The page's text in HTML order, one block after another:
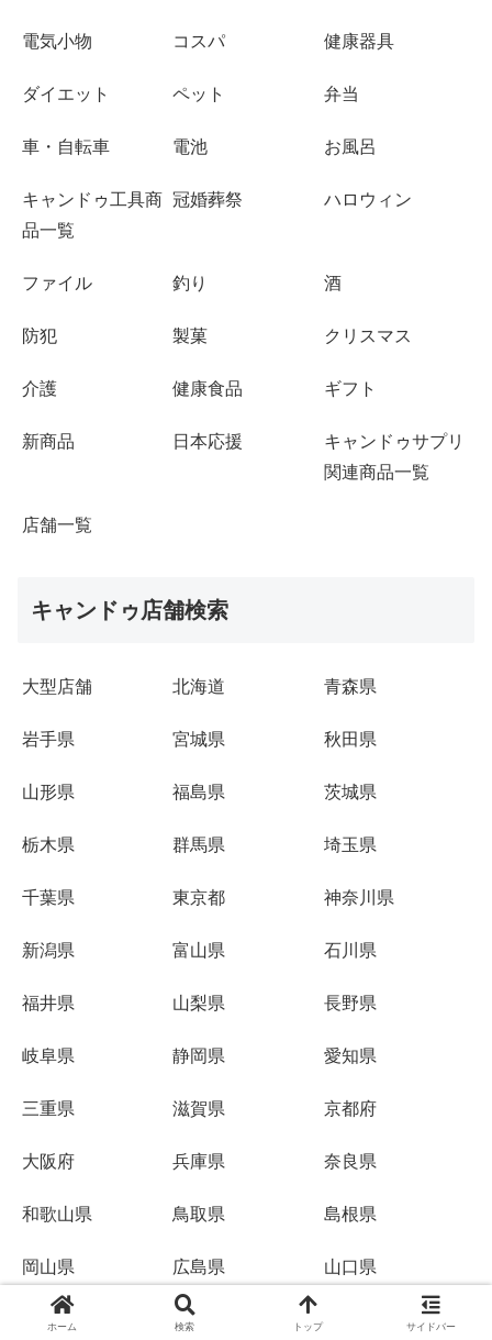
電気小物 コスパ 健康器具
ダイエット ペット 弁当
車・自転車 電池 お風呂
キャンドゥ工具商
品一覧
冠婚葬祭 ハロウィン
ファイル 釣り 酒
防犯 製菓 クリスマス
介護 健康食品 ギフト
新商品 日本応援
キャンドゥサプリ
関連商品一覧
店舗一覧
キャンドゥ店舗検索
大型店舗 北海道 青森県
岩手県 宮城県 秋田県
山形県 福島県 茨城県
栃木県 群馬県 埼玉県
千葉県 東京都 神奈川県
新潟県 富山県 石川県
福井県 山梨県 長野県
岐阜県 静岡県 愛知県
三重県 滋賀県 京都府
大阪府 兵庫県 奈良県
和歌山県 鳥取県 島根県
岡山県 広島県 山口県
徳島県 香川県 愛媛県
ホーム 検索 トップ サイドバー